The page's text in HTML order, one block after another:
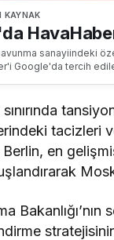
KAYNAK
sanayiindeki
Google'da tercih
tacizleri
en